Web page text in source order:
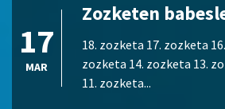
17
MAR
Zozketen
18. zozketa 17. zozketa
zozketa 14. zozketa 13.
11. zozketa...